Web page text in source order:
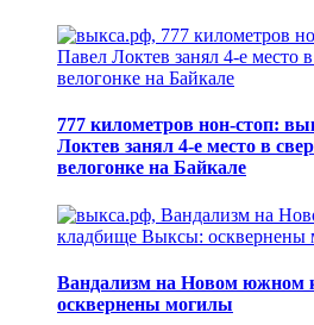
777 километров нон-стоп:
Локтев занял 4-е место в
велогонке на Байкале
Вандализм на Новом южном
осквернены могилы